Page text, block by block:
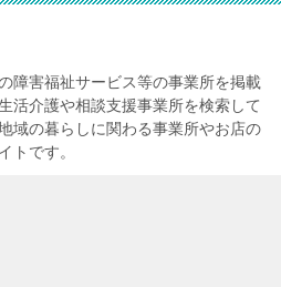
障害福祉サービス等の事業所を掲載
活介護や相談支援事業所を検索して
域の暮らしに関わる事業所やお店の
トです。